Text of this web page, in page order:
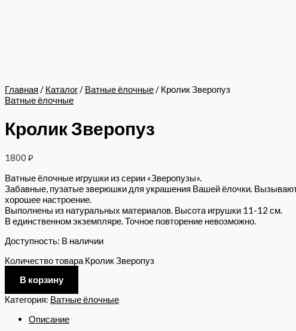
Главная / Каталог/ Ватные ёлочные/ Кролик Зверопуз
Ватные ёлочные
Кролик Зверопуз
1800 ₽
Ватные ёлочные игрушки из серии «Зверопузы».
Забавные, пузатые зверюшки для украшения Вашей ёлочки.
хорошее настроение.
Выполнены из натуральных материалов. Высота игрушки 11-12 см.
В единственном экземпляре. Точное повторение невозможно.
Доступность: В наличии
Количество товара Кролик Зверопуз
В корзину
Категория: Ватные ёлочные
Описание